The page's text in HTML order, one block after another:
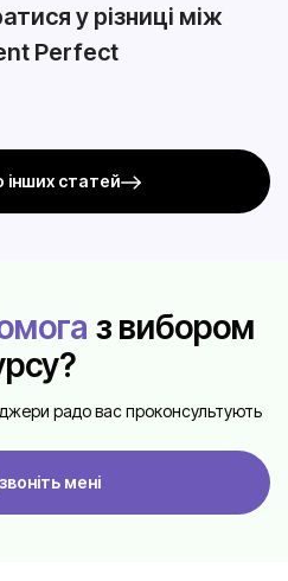
у різниці між
Perfect
інших статей
з вибором
радо вас проконсультують
мені